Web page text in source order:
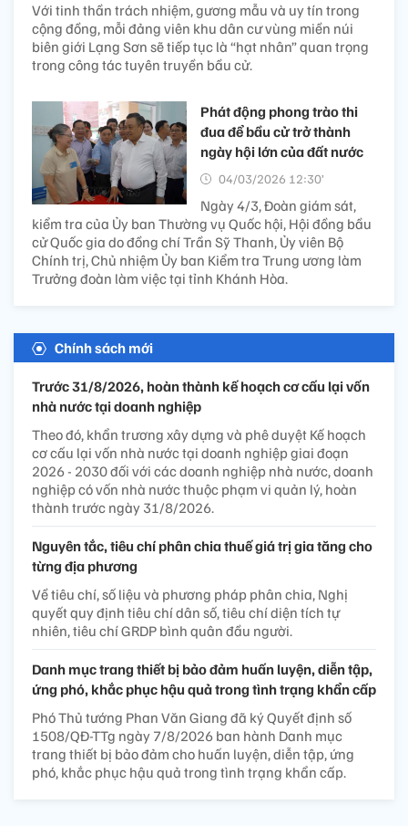
Với tinh thần trách nhiệm, gương mẫu và uy tín trong
cộng đồng, mỗi đảng viên khu dân cư vùng miền núi
biên giới Lạng Sơn sẽ tiếp tục là “hạt nhân” quan trọng
trong công tác tuyên truyền bầu cử.
Phát động phong trào thi
đua để bầu cử trở thành
ngày hội lớn của đất nước
04/03/2026 12:30’
Ngày 4/3, Đoàn giám sát,
kiểm tra của Ủy ban Thường vụ Quốc hội, Hội đồng bầu
cử Quốc gia do đồng chí Trần Sỹ Thanh, Ủy viên Bộ
Chính trị, Chủ nhiệm Ủy ban Kiểm tra Trung ương làm
Trưởng đoàn làm việc tại tỉnh Khánh Hòa.
Chính sách mới
Trước 31/8/2026, hoàn thành kế hoạch cơ cấu lại vốn
nhà nước tại doanh nghiệp
Theo đó, khẩn trương xây dựng và phê duyệt Kế hoạch
cơ cấu lại vốn nhà nước tại doanh nghiệp giai đoạn
2026 - 2030 đối với các doanh nghiệp nhà nước, doanh
nghiệp có vốn nhà nước thuộc phạm vi quản lý, hoàn
thành trước ngày 31/8/2026.
Nguyên tắc, tiêu chí phân chia thuế giá trị gia tăng cho
từng địa phương
Về tiêu chí, số liệu và phương pháp phân chia, Nghị
quyết quy định tiêu chí dân số, tiêu chí diện tích tự
nhiên, tiêu chí GRDP bình quân đầu người.
Danh mục trang thiết bị bảo đảm huấn luyện, diễn tập,
ứng phó, khắc phục hậu quả trong tình trạng khẩn cấp
Phó Thủ tướng Phan Văn Giang đã ký Quyết định số
1508/QĐ-TTg ngày 7/8/2026 ban hành Danh mục
trang thiết bị bảo đảm cho huấn luyện, diễn tập, ứng
phó, khắc phục hậu quả trong tình trạng khẩn cấp.